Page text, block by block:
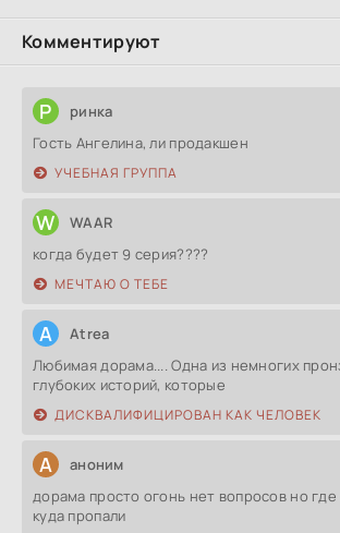
Комментируют
Р ринка
Гость Ангелина, ли продакшен
УЧЕБНАЯ ГРУППА
W WAAR
когда будет 9 серия????
МЕЧТАЮ О ТЕБЕ
A Atrea
Любимая дорама.... Одна из немногих
глубоких историй, которые
ДИСКВАЛИФИЦИРОВАН КАК ЧЕЛОВЕК
А аноним
дорама просто огонь нет вопросов но
куда пропали